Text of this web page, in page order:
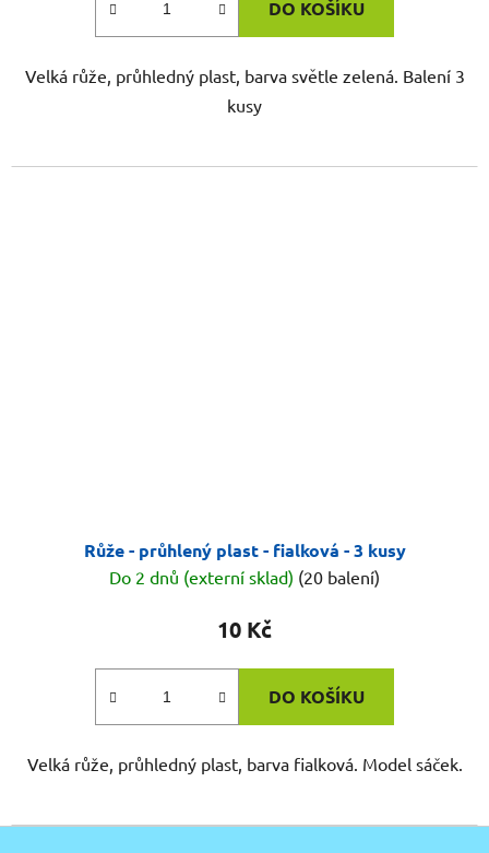
DO KOŠÍKU
Velká růže, průhledný plast, barva světle zelená. Balení 3
kusy
Růže - průhlený plast - fialková - 3 kusy
Do 2 dnů (externí sklad) (20 balení)
10 Kč
DO KOŠÍKU
Velká růže, průhledný plast, barva fialková. Model sáček.